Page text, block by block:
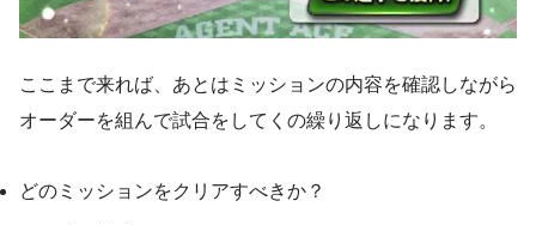
ここまで来れば、あとはミッションの内容を確認しながら
オーダーを組んで試合をしてくの繰り返しになります。
どのミッションをクリアすべきか？